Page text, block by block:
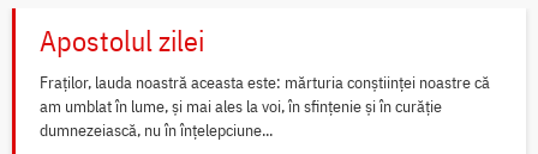
Apostolul zilei
Fraților, lauda noastră aceasta este: mărturia conștiinței noastre că
am umblat în lume, și mai ales la voi, în sfințenie și în curăție
dumnezeiască, nu în înțelepciune...